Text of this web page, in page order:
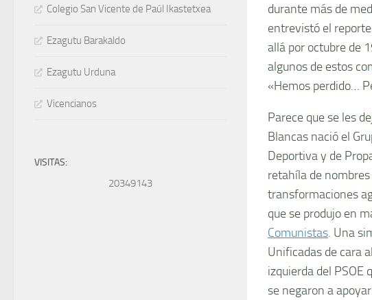
durante más de
entrevistó el
allá por octubre de
algunos de estos
«Hemos perdido…
Parece que se les
Blancas nació el
Deportiva y de
retahíla de
transformaciones
que se produjo en
Comunistas. Una
Unificadas de cara
izquierda del PSOE
se negaron a
Colegio San Vicente de Paúl Ikastetxea
Ezagutu Barakaldo
Ezagutu Urduna
Vicencianos
VISITAS:
20349143